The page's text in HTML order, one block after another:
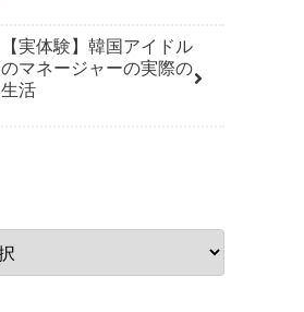
【実体験】韓国アイドル
のマネージャーの実際の
生活